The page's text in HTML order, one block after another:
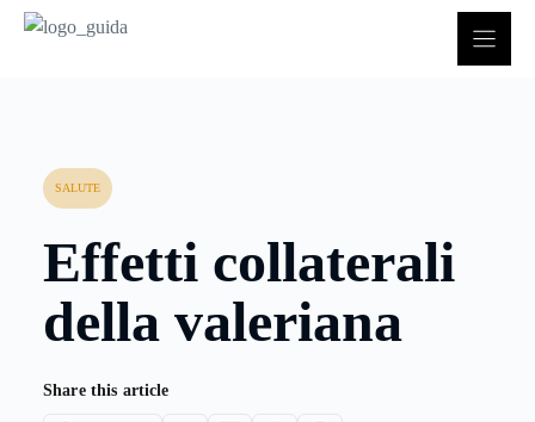
SALUTE
Effetti collaterali
della valeriana
Share this article